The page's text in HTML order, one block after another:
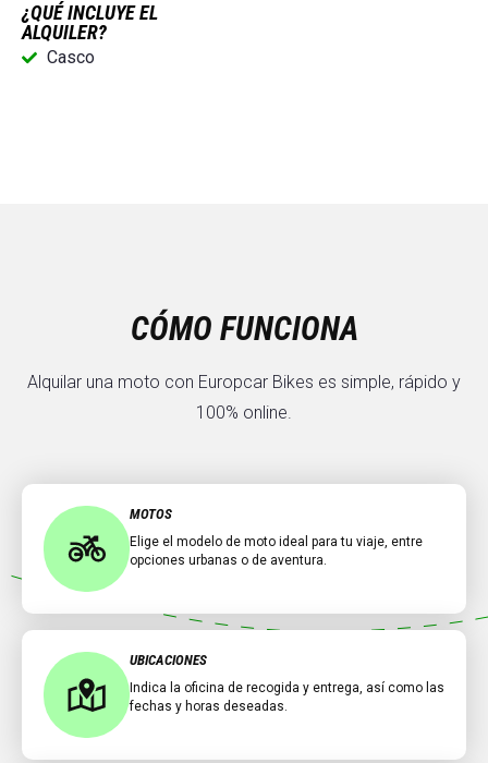
¿QUÉ INCLUYE EL
ALQUILER?
Casco
CÓMO FUNCIONA
Alquilar una moto con Europcar Bikes es simple, rápido y
100% online.
MOTOS
Elige el modelo de moto ideal para tu viaje, entre
opciones urbanas o de aventura.
UBICACIONES
Indica la oficina de recogida y entrega, así como las
fechas y horas deseadas.